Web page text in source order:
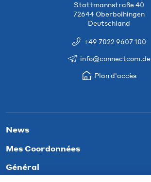
Stattmannstraße 40
72644 Oberboihingen
Deutschland
+49 7022 9607 100
info@connectcom.de
Plan d'accès
News
Mes Coordonnées
Général